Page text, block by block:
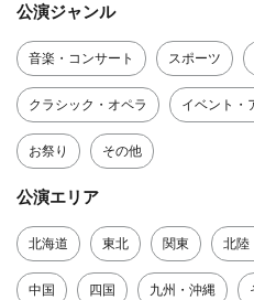
公演ジャンル
音楽・コンサート スポーツ
クラシック・オペラ イベント・
お祭り その他
公演エリア
北海道 東北 関東 北陸
中国 四国 九州・沖縄